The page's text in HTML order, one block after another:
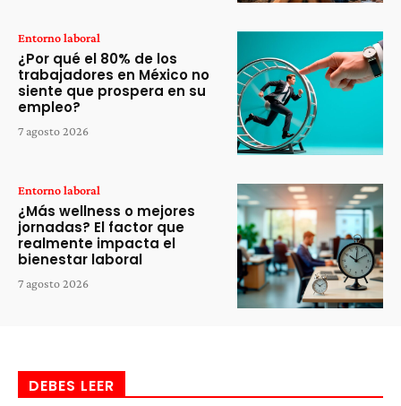
Entorno laboral
¿Por qué el 80% de los
trabajadores en México no
siente que prospera en su
empleo?
7 agosto 2026
Entorno laboral
¿Más wellness o mejores
jornadas? El factor que
realmente impacta el
bienestar laboral
7 agosto 2026
DEBES LEER